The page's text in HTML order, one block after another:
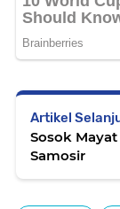
Artikel
Sosok
Samosir